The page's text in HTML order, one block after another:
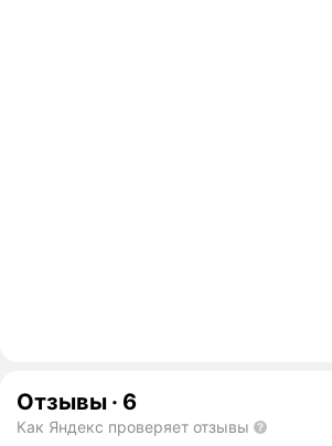
Отзывы · 6
Как Яндекс проверяет отзывы